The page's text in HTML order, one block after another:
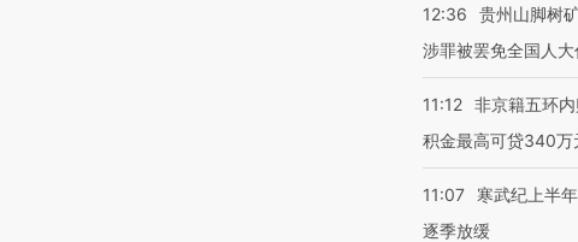
12:36
贵州山脚树
涉罪被罢免全国人大
11:12 非京籍五环
积金最高可贷340万
11:07
寒武纪上半
逐季放缓